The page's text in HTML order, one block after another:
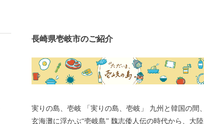
長崎県壱岐市のご紹介
実りの島、壱岐 「実りの島、壱岐」 九州と韓国の間、
玄海灘に浮かぶ“壱岐島” 魏志倭人伝の時代から、大陸